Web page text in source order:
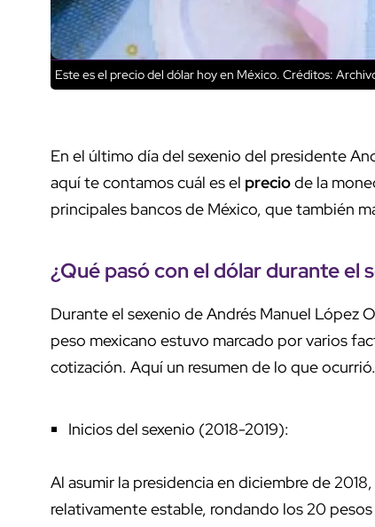
Este es el precio del dólar hoy en México. Créditos:
En el último día del sexenio del presidente
aquí te contamos cuál es el preciode la
principales bancos de México, que también
¿Qué pasó con el dólar durante el
Durante el sexenio de Andrés Manuel López
peso mexicano estuvo marcado por varios
cotización. Aquí un resumen de lo que ocurrió.
Inicios del sexenio (2018-2019):
Al asumir la presidencia en diciembre de 2018,
relativamente estable, rondando los 20